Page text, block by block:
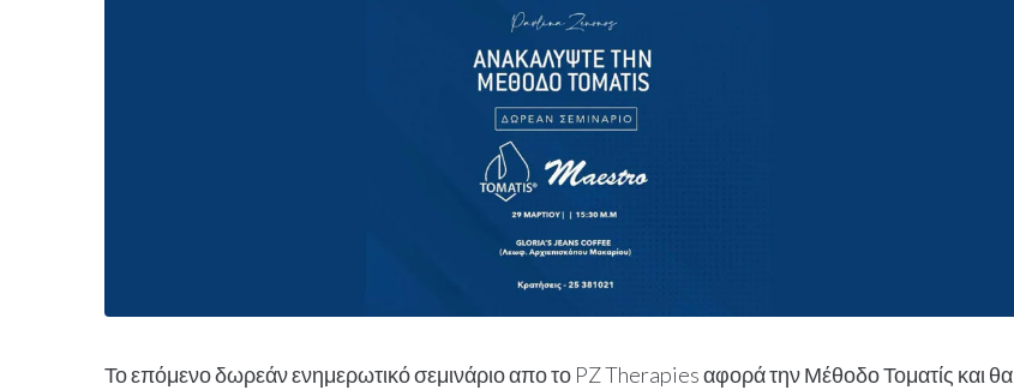
Το επόμενο δωρεάν ενημερωτικό σεμινάριο απο το PZ Therapies αφορά την Μέθοδο Τοματίς και θα